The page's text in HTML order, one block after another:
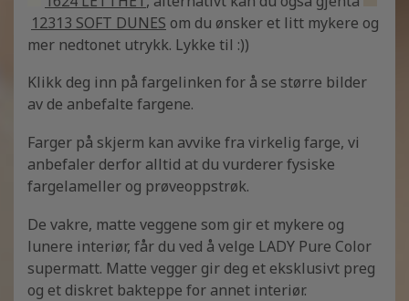
12313 SOFT DUNES om du ønsker et litt mykere og
mer nedtonet utrykk. Lykke til :))
Klikk deg inn på fargelinken for å se større bilder
av de anbefalte fargene.
Farger på skjerm kan avvike fra virkelig farge, vi
anbefaler derfor alltid at du vurderer fysiske
fargelameller og prøveoppstrøk.
De vakre, matte veggene som gir et mykere og
lunere interiør, får du ved å velge LADY Pure Color
supermatt. Matte vegger gir deg et eksklusivt preg
og et diskret bakteppe for annet interiør.